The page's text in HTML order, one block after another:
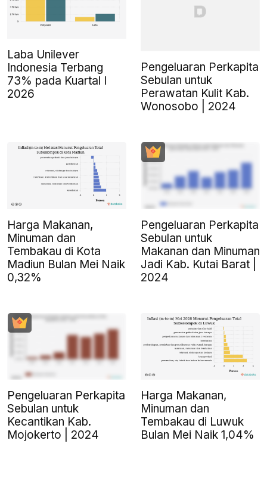
Laba Unilever
Indonesia Terbang
73% pada Kuartal I
2026
Pengeluaran Perkapita
Sebulan untuk
Perawatan Kulit Kab.
Wonosobo | 2024
Harga Makanan,
Minuman dan
Tembakau di Kota
Madiun Bulan Mei Naik
0,32%
Pengeluaran Perkapita
Sebulan untuk
Makanan dan Minuman
Jadi Kab. Kutai Barat |
2024
Pengeluaran Perkapita
Sebulan untuk
Kecantikan Kab.
Mojokerto | 2024
Harga Makanan,
Minuman dan
Tembakau di Luwuk
Bulan Mei Naik 1,04%